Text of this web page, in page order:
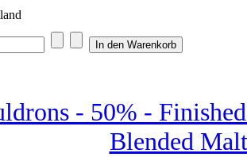
- 50% -
Blended